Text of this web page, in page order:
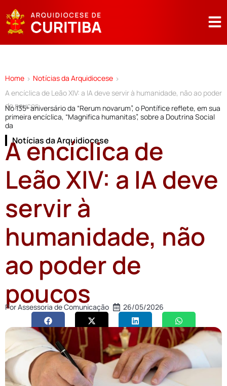
Home > Notícias da Arquidiocese >
A encíclica de Leão XIV: a IA deve servir à humanidade, não ao poder
de poucos
No 135º aniversário da “Rerum novarum”, o Pontífice reflete, em sua
primeira encíclica, “Magnifica humanitas”, sobre a Doutrina Social
da
Notícias da Arquidiocese
A encíclica de
Leão XIV: a IA deve
servir à
humanidade, não
ao poder de
poucos
PorAssessoria de Comunicação 26/05/2026